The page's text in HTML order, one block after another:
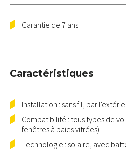
Garantie de 7 ans
Caractéristiques
Installation : sans fil, par
Compatibilité : tous types de
fenêtres à baies vitrées).
Technologie : solaire, avec